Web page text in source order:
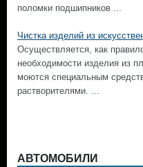
поломки подшипников ...
Чистка изделий из
Осуществляется, как
необходимости изделия из
моются специальным
растворителями. ...
АВТОМОБИЛИ